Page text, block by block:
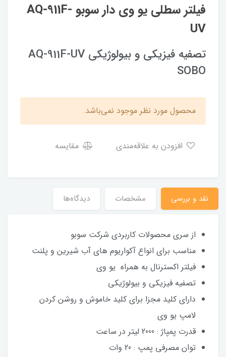
فیلتر سطلی یو وی دار سوبو AQ-911F-
UV
تصفیه فیزیکی و بیولوژیکی AQ-911F-UV
SOBO
محصول مورد نظر موجود نمی‌باشد.
مقایسه
نقد و بررسی مشخصات دیدگاه‌ها
از سری محصولات کاربردی شرکت سوبو
مناسب برای انواع آکواریوم های آب شیرین و پلنت
فیلتر اکسترنال به همراه یو وی
تصفیه فیزیکی و بیولوژیکی
دارای کلید مجزا برای کلید خاموش و روشن کردن
لامپ یو وی
قدرت پمپاژ : 2000 لیتر در ساعت
توان مصرفی پمپ : 20 وات